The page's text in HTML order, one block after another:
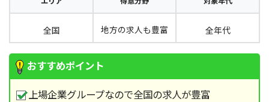
全国 地方の求人も豊富 全年代
おすすめポイント
上場企業グループなので全国の求人が豊富